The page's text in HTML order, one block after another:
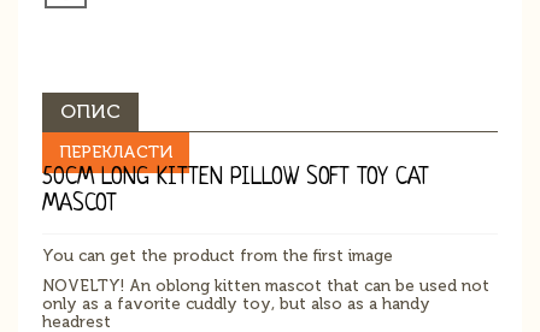
ОПИС
ПЕРЕКЛАСТИ
50CM LONG KITTEN PILLOW SOFT TOY CAT
MASCOT
You can get the product from the first image
NOVELTY! An oblong kitten mascot that can be used not
only as a favorite cuddly toy, but also as a handy
headrest